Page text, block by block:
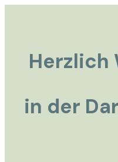
Herzlich
in der